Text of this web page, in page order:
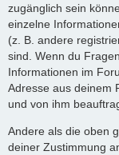
zugänglich sein
einzelne
(z. B. andere
sind. Wenn du
Informationen im
Adresse aus deinem
und von ihm
Andere als die oben
deiner Zustimmung